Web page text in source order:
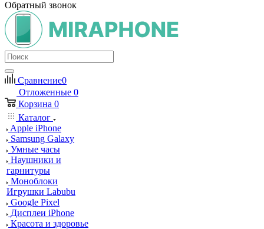
Обратный звонок
Сравнение0
Отложенные 0
Корзина 0
Каталог
Apple iPhone
Samsung Galaxy
Умные часы
Наушники и
гарнитуры
Моноблоки
Игрушки Labubu
Google Pixel
Дисплеи iPhone
Красота и здоровье